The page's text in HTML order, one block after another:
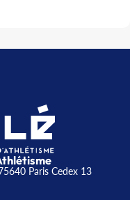
Paris Cedex 13